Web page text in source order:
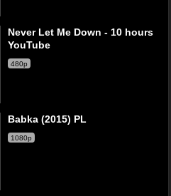
Never Let Me Down - 10 hours
YouTube
480p
Babka (2015) PL
1080p